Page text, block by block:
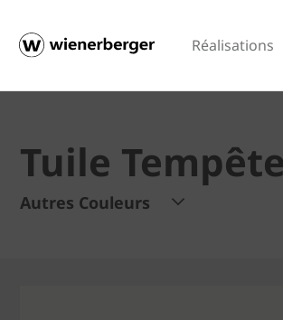
Réalisations
Tuile
Autres Couleurs